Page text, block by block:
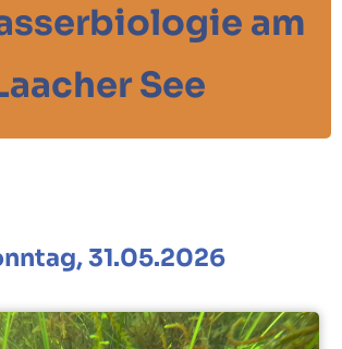
am
See
31.05.2026